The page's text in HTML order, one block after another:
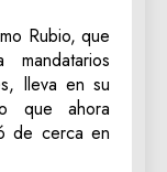
Rubio, que
lleva en su
que ahora
de cerca en